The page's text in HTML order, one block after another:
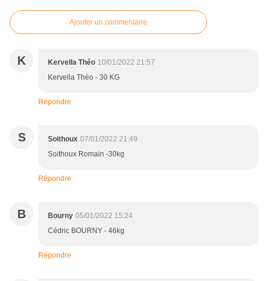
Ajouter un commentaire
K Kervella Théo 10/01/2022 21:57
Kervella Théo - 30 KG
Répondre
S Soithoux 07/01/2022 21:49
Soithoux Romain -30kg
Répondre
B Bourny 05/01/2022 15:24
Cédric BOURNY - 46kg
Répondre